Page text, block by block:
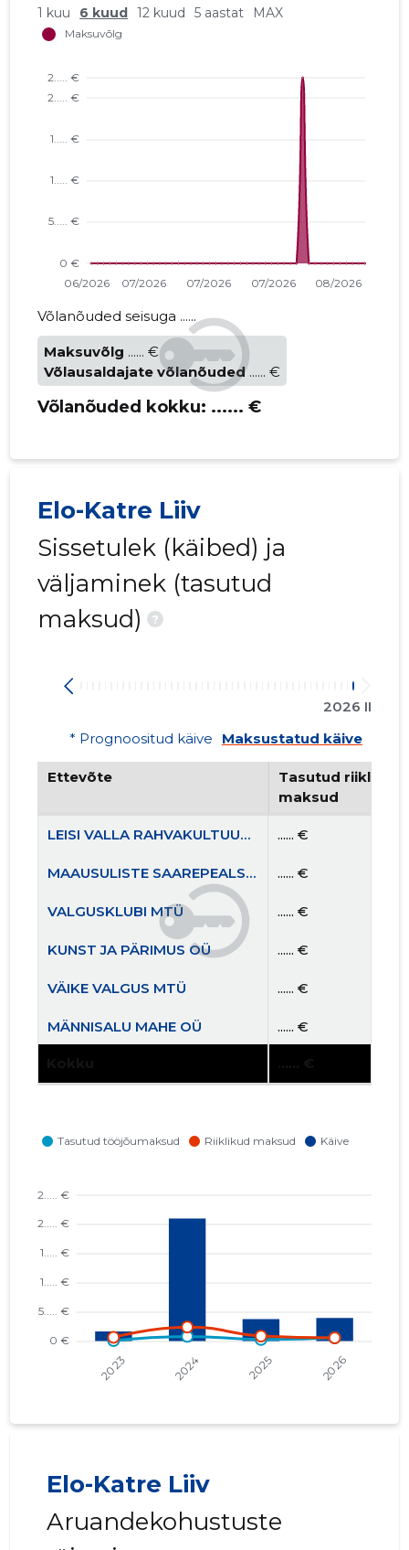
1 kuu 6 kuud 12 kuud 5 aastat MAX
Võlanõuded seisuga ......
Maksuvõlg ...... €
Võlausaldajate võlanõuded ...... €
Võlanõuded kokku: ...... €
Elo-Katre Liiv
Sissetulek (käibed) ja
väljaminek (tasutud
maksud)
?
2026 II
* Prognoositud käive
Maksustatud käive
Ettevõte
Tasutud riiklikud
maksud
LEISI VALLA RAHVAKULTUURI JA ARENGUSELTS LEISI VÄRKS MTÜ ...... €
MAAUSULISTE SAAREPEALSE KODA MTÜ ...... €
VALGUSKLUBI MTÜ ...... €
KUNST JA PÄRIMUS OÜ ...... €
VÄIKE VALGUS MTÜ ...... €
MÄNNISALU MAHE OÜ ...... €
MÄNNISALU MTÜ ...... €
Kokku ...... €
Elo-Katre Liiv
Aruandekohustuste